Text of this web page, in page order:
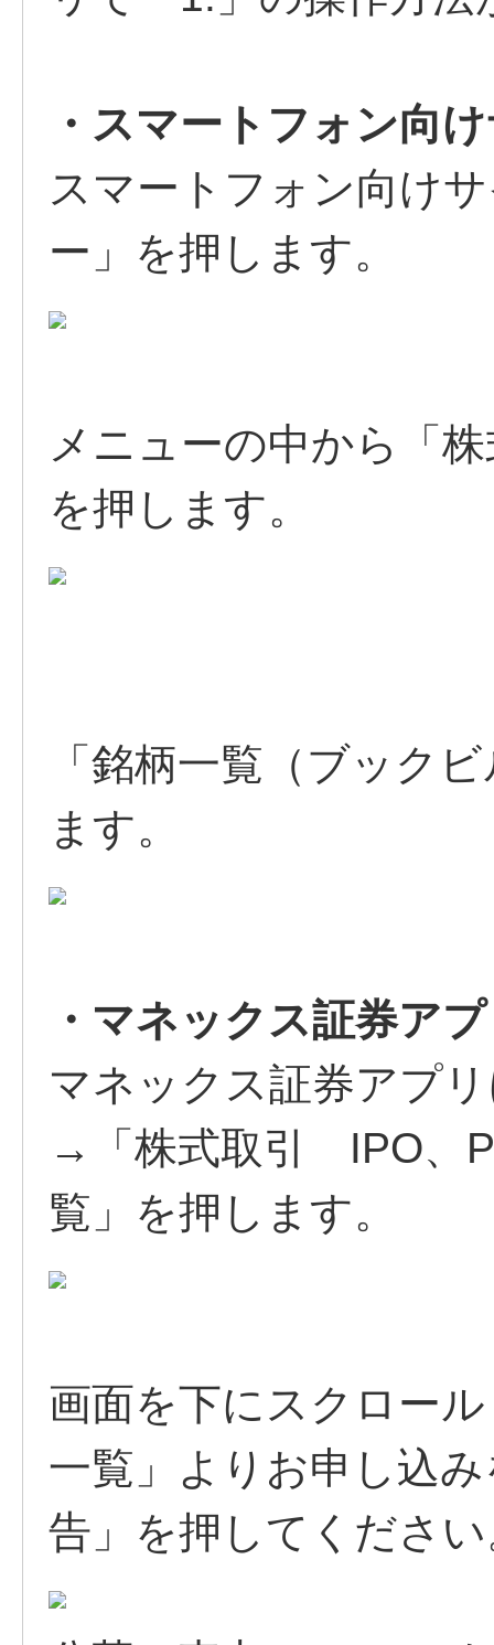
・スマートフォン向
スマートフォン向け
ー」を押します。
メニューの中から「
を押します。
「銘柄一覧（ブック
ます。
・マネックス証券ア
マネックス証券アプ
→「株式取引 IPO、
覧」を押します。
画面を下にスクロー
一覧」よりお申し込
告」を押してくださ